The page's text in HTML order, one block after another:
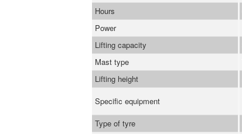
Hours
Power
Lifting capacity
Mast type
Lifting height
Specific equipment
Type of tyre